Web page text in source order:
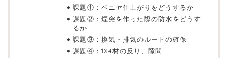
課題①：ベニヤ仕上がりをどうするか
課題②：煙突を作った際の防水をどうす
るか
課題③：換気・排気のルートの確保
課題④：1X4材の反り、隙間